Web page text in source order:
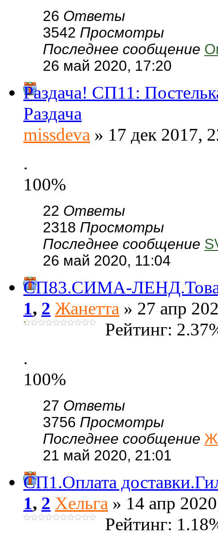
26 Ответы
3542 Просмотры
Последнее сообщение
26 май 2020, 17:20
Раздача! СП11:
Раздача
missdeva » 17 дек 2017,
.
100%
22 Ответы
2318 Просмотры
Последнее сообщение
26 май 2020, 11:04
СП83.СИМА-
1, 2 Жанетта » 27 апр
Рейтинг:
.
100%
27 Ответы
3756 Просмотры
Последнее сообщение
21 май 2020, 21:01
СП1.Оплата
1, 2 Хельга » 14 апр
Рейтинг: